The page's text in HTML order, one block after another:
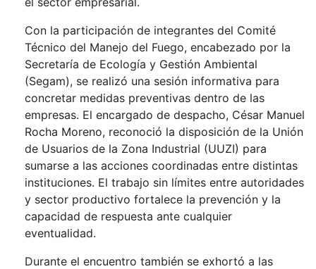
Con la participación de integrantes del Comité
Técnico del Manejo del Fuego, encabezado por la
Secretaría de Ecología y Gestión Ambiental
(Segam), se realizó una sesión informativa para
concretar medidas preventivas dentro de las
empresas. El encargado de despacho, César Manuel
Rocha Moreno, reconoció la disposición de la Unión
de Usuarios de la Zona Industrial (UUZI) para
sumarse a las acciones coordinadas entre distintas
instituciones. El trabajo sin límites entre autoridades
y sector productivo fortalece la prevención y la
capacidad de respuesta ante cualquier
eventualidad.
Durante el encuentro también se exhortó a las